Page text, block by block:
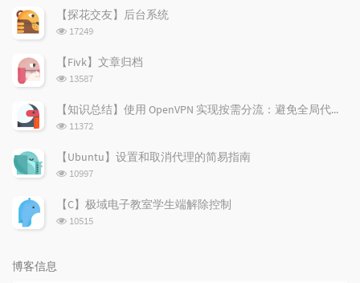
文
章
【探花交友】后台系统
浏
次
17249
【Fivk】文章归档
浏
次
数:
13587
【知识总结】使用 OpenVPN 实现按需分流：避免全局代理泄露隐私
浏
次
11372
【Ubuntu】设置和取消代理的简易指南
浏
次
数:
10997
【C】极域电子教室学生端解除控制
浏
10515
博客信息